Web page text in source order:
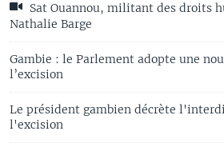
Sat Ouannou, militant des droits
Nathalie Barge
Gambie : le Parlement adopte une
l’excision
Le président gambien décrète
l'excision